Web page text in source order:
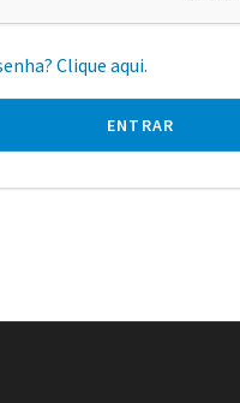
Clique aqui.
ENTRAR